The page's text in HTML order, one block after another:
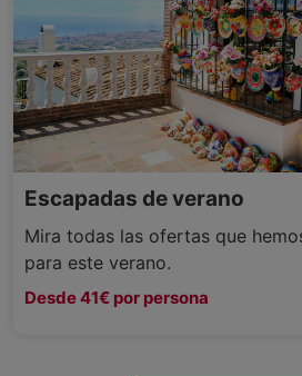
Escapadas de verano
Mira todas las ofertas que
para este verano.
Desde 41€ por persona